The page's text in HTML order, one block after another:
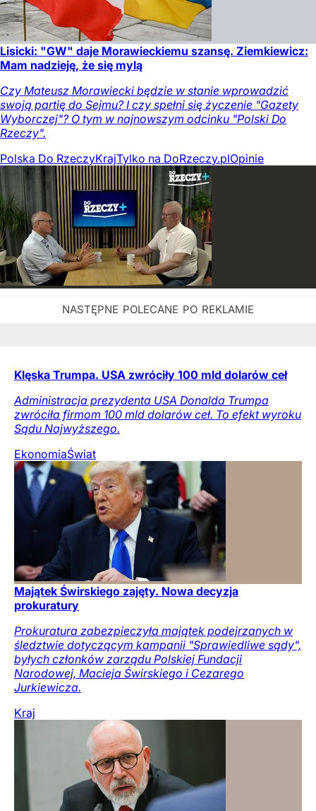
Lisicki: "GW" daje Morawieckiemu szansę. Ziemkiewicz:
Mam nadzieję, że się mylą
Czy Mateusz Morawiecki będzie w stanie wprowadzić
swoją partię do Sejmu? I czy spełni się życzenie "Gazety
Wyborczej"? O tym w najnowszym odcinku "Polski Do
Rzeczy".
Polska Do RzeczyKrajTylko na DoRzeczy.plOpinie
Klęska Trumpa. USA zwróciły 100 mld dolarów ceł
Administracja prezydenta USA Donalda Trumpa
zwróciła firmom 100 mld dolarów ceł. To efekt wyroku
Sądu Najwyższego.
EkonomiaŚwiat
Majątek Świrskiego zajęty. Nowa decyzja
prokuratury
Prokuratura zabezpieczyła majątek podejrzanych w
śledztwie dotyczącym kampanii "Sprawiedliwe sądy",
byłych członków zarządu Polskiej Fundacji
Narodowej, Macieja Świrskiego i Cezarego
Jurkiewicza.
Kraj